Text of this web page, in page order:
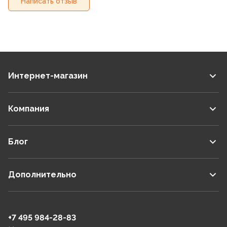
Интернет-магазин
Компания
Блог
Дополнительно
+7 495 984-28-83